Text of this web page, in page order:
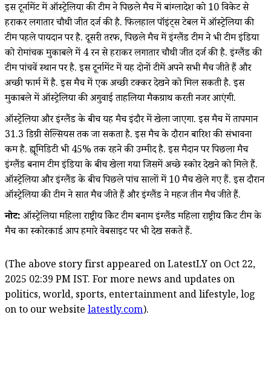
इस टूर्नामेंट में ऑस्ट्रेलिया की टीम ने पिछले मैच में बांग्लादेश को 10 विकेट से
हराकर लगातार चौथी जीत दर्ज की है. फिलहाल पॉइंट्स टेबल में ऑस्ट्रेलिया की
टीम पहले पायदान पर है. दूसरी तरफ, पिछले मैच में इंग्लैंड टीम ने भी टीम इंडिया
को रोमांचक मुकाबले में 4 रन से हराकर लगातार चौथी जीत दर्ज की है. इंग्लैंड की
टीम पांचवें स्थान पर है. इस टूर्नामेंट में यह दोनों टीमें अपने सभी मैच जीते हैं और
अच्छी फार्म में है. इस मैच में एक अच्छी टक्कर देखने को मिल सकती है. इस
मुकाबले में ऑस्ट्रेलिया की अगुवाई ताहलिया मैकग्राथ करती नजर आएंगी.
ऑस्ट्रेलिया और इंग्लैंड के बीच यह मैच इंदौर में खेला जाएगा. इस मैच में तापमान
31.3 डिग्री सेल्सियस तक जा सकता है. इस मैच के दौरान बारिश की संभावना
कम है. ह्यूमिडिटी भी 45% तक रहने की उम्मीद है. इस मैदान पर पिछला मैच
इंग्लैंड बनाम टीम इंडिया के बीच खेला गया जिसमें अच्छे स्कोर देखने को मिले हैं.
ऑस्ट्रेलिया और इंग्लैंड के बीच पिछले पांच सालों में 10 मैच खेले गए हैं. इस दौरान
ऑस्ट्रेलिया की टीम ने सात मैच जीते हैं और इंग्लैंड ने महज तीन मैच जीते हैं.
नोट: ऑस्ट्रेलिया महिला राष्ट्रीय क्रिकेट टीम बनाम इंग्लैंड महिला राष्ट्रीय क्रिकेट टीम के
मैच का स्कोरकार्ड आप हमारे वेबसाइट पर भी देख सकते हैं.
(The above story first appeared on LatestLY on Oct 22,
2025 02:39 PM IST. For more news and updates on
politics, world, sports, entertainment and lifestyle, log
on to our website latestly.com).